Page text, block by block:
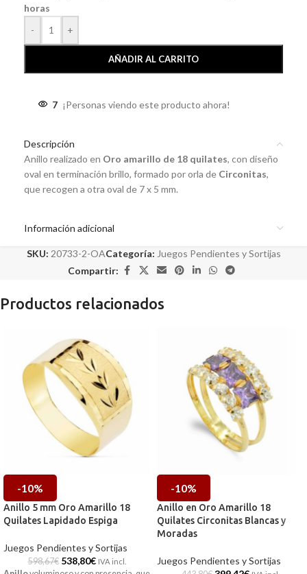
horas
-
+
AÑADIR AL CARRITO
7 ¡Personas viendo este producto ahora!
Descripción
Anillo realizado en Oro amarillo de 18 quilates, con diseño
oval en terminación brillo, formado por orla de Circonitas,
que recogen a otra oval de 7 x 5 mm.
Información adicional
SKU: 20733-2-OACategoría: Juegos Pendientes y Sortijas
Compartir:
Productos relacionados
-10%
Anillo 5 mm Oro Amarillo 18
Quilates Lapidado Espiga
Juegos Pendientes y Sortijas
598,67€ 538,80€ IVA incl.
-10%
Anillo en Oro Amarillo 18
Quilates Circonitas Blancas y
Moradas
Juegos Pendientes y Sortijas